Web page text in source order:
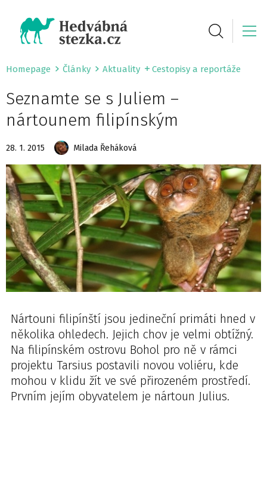
Homepage Články Aktuality Cestopisy a reportáže
Seznamte se s Juliem –
nártounem filipínským
28. 1. 2015 Milada Řeháková
Nártouni filipínští jsou jedineční primáti hned v
několika ohledech. Jejich chov je velmi obtížný.
Na filipínském ostrovu Bohol pro ně v rámci
projektu Tarsius postavili novou voliéru, kde
mohou v klidu žít ve své přirozeném prostředí.
Prvním jejím obyvatelem je nártoun Julius.